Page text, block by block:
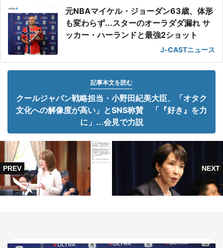
元NBAマイケル・ジョーダン63歳、体形
も変わらず...スターのオーラダダ漏れ サ
ッカー・ハーランドと最強2ショット
J-CASTニュース
記事本文を読む
クールジャパン戦略担当・小野田紀美大臣、「オタク
文化への解像度が高い」とSNS称賛 「『好き』を力
に」...会見で力説